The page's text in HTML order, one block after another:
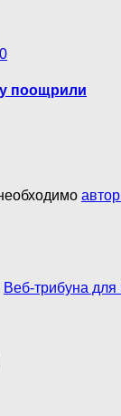
0
поощрили
Веб-трибуна